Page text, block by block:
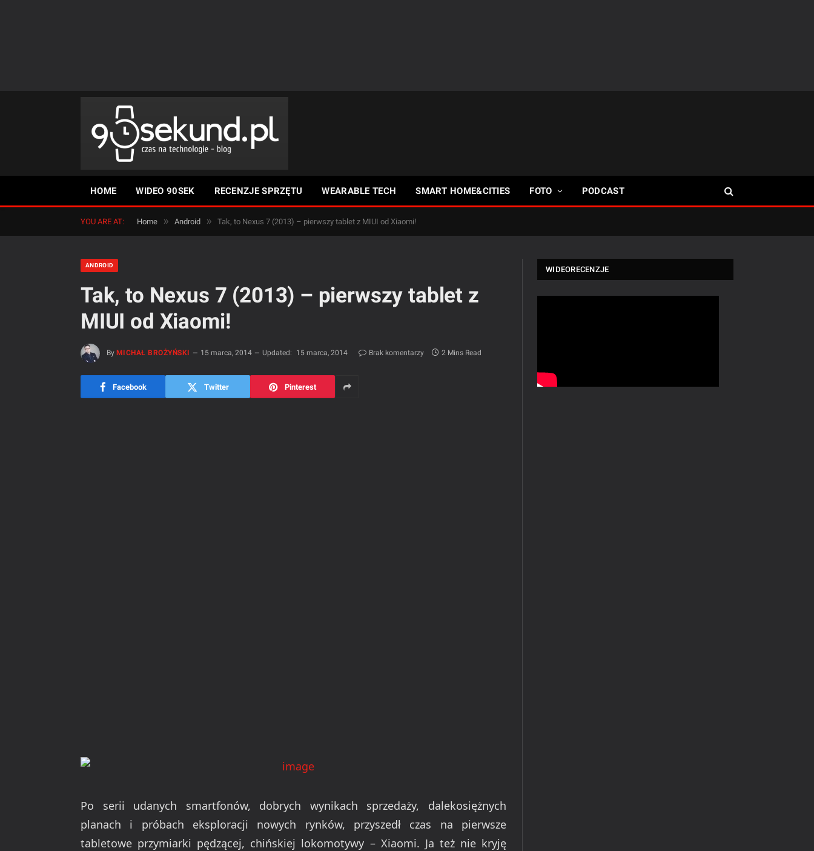
HOME WIDEO 90SEK RECENZJE SPRZĘTU WEARABLE TECH SMART HOME&CITIES FOTO PODCAST
YOU ARE AT: Home » Android » Tak, to Nexus 7 (2013) – pierwszy tablet z MIUI od Xiaomi!
ANDROID
Tak, to Nexus 7 (2013) – pierwszy tablet z
MIUI od Xiaomi!
By MICHAŁ BROŻYŃSKI 15 marca, 2014 Updated: 15 marca, 2014 Brak komentarzy 2 Mins Read
Facebook Twitter Pinterest
Po serii udanych smartfonów, dobrych wynikach sprzedaży, dalekosiężnych
planach i próbach eksploracji nowych rynków, przyszedł czas na pierwsze
tabletowe przymiarki pędzącej, chińskiej lokomotywy – Xiaomi. Ja też nie kryję
WIDEORECENZJE